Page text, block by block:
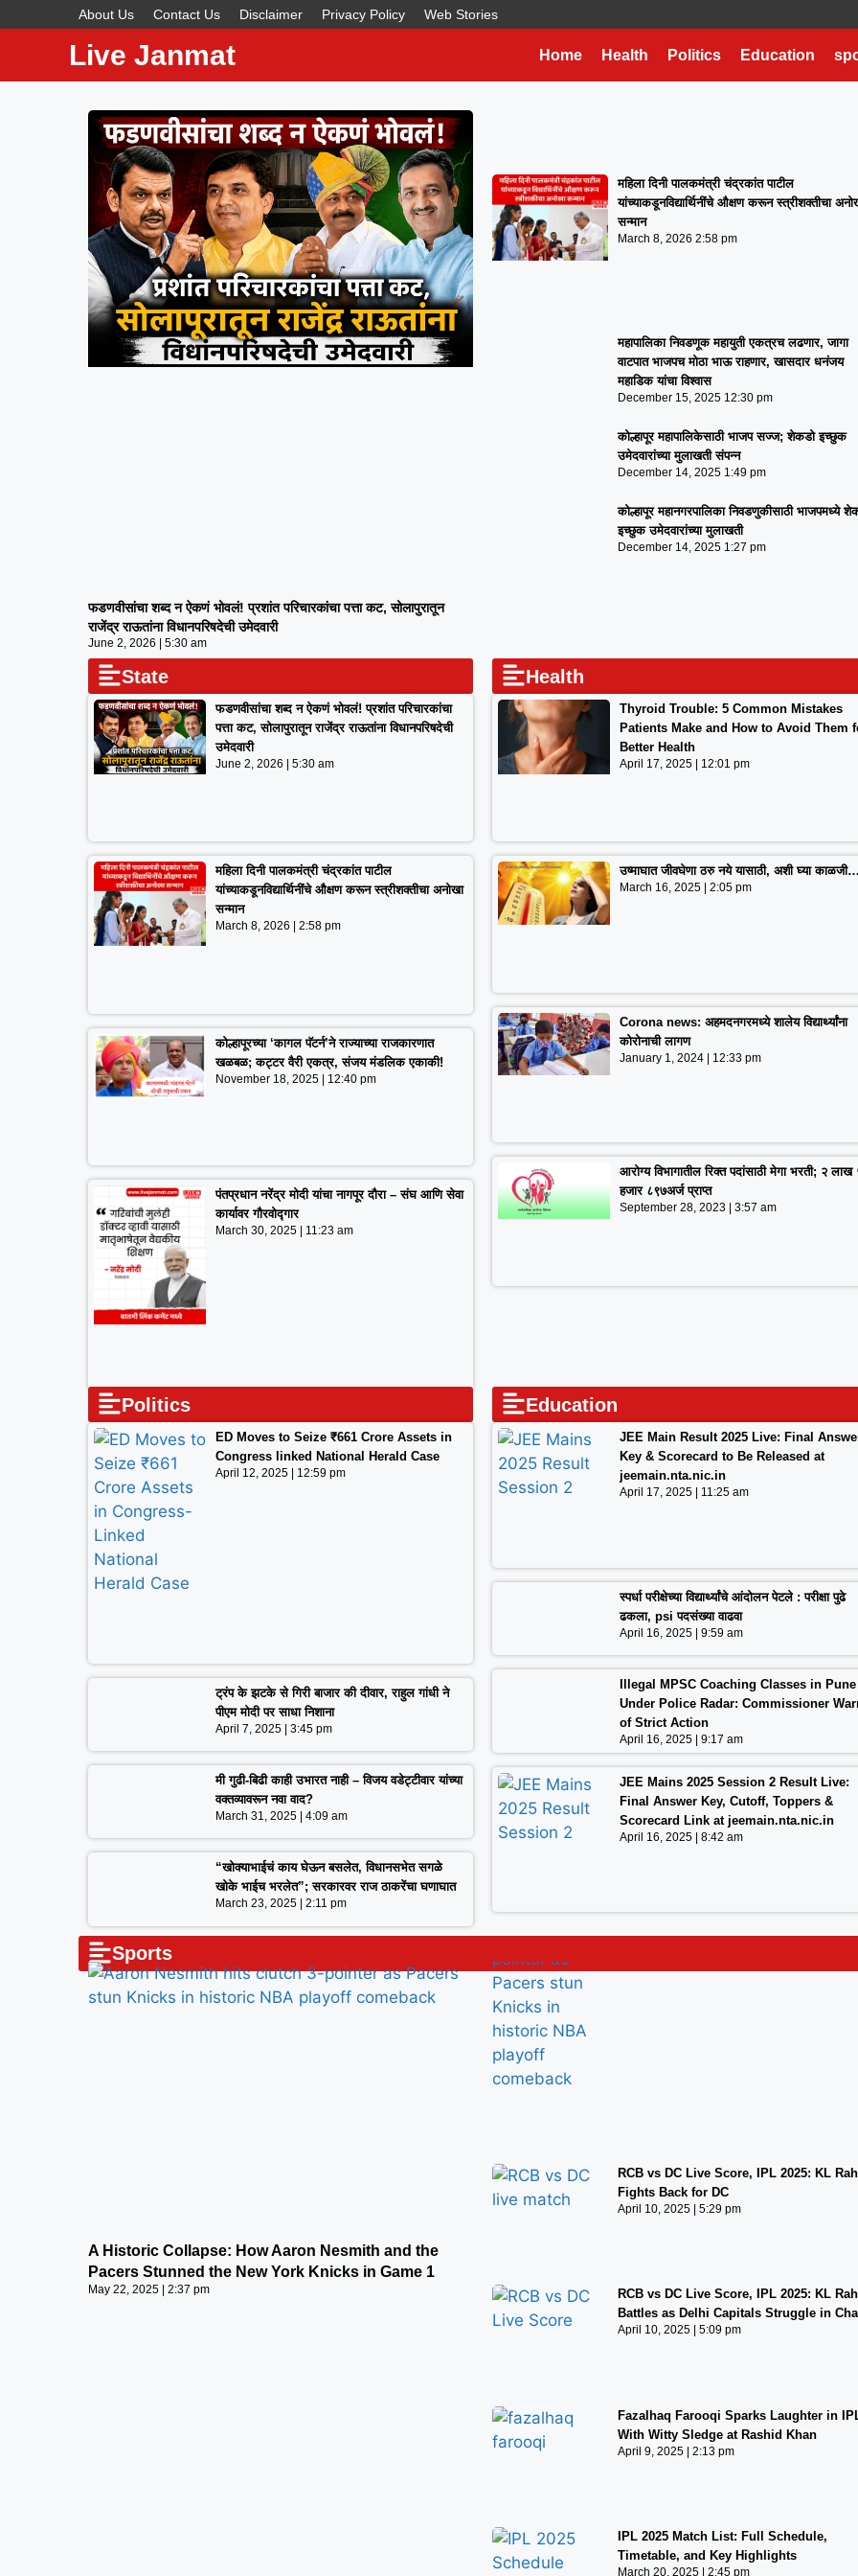
About Us Contact Us Disclaimer Privacy Policy Web Stories
Live Janmat Home Health Politics Education
फडणवीसांचा शब्द न ऐकणं भोवलं! प्रशांत परिचारकांचा पत्ता कट, सोलापुरातून
राजेंद्र राऊतांना विधानपरिषदेची उमेदवारी
June 2, 2026 5:30 am
फडणवीसांचा शब्द न ऐकणं भोवलं! प्रशांत परिचारकांचा
कट, सोलापुरातून राजेंद्र राऊतांना विधानपरिषदेची
महिला दिनी पालकमंत्री चंद्रकांत पाटील
यांच्याकडूनविद्यार्थिनींचे औक्षण करून स्त्रीशक्तीचा
सन्मान
March 8, 2026 2:58 pm
महापालिका निवडणूक महायुती एकत्रच लढणार, जागा
वाटपात भाजपच मोठा भाऊ राहणार, खासदार धनंजय
महाडिक यांचा विश्वास
December 15, 2025 12:30 pm
कोल्हापूर महापालिकेसाठी भाजप सज्ज; शेकडो इच्छुक
उमेदवारांच्या मुलाखती संपन्न
December 14, 2025 1:49 pm
कोल्हापूर महानगरपालिका निवडणुकीसाठी भाजपमध्ये
इच्छुक उमेदवारांच्या मुलाखती
December 14, 2025 1:27 pm
State
फडणवीसांचा शब्द न ऐकणं भोवलं! प्रशांत परिचारकांचा
पत्ता कट, सोलापुरातून राजेंद्र राऊतांना विधानपरिषदेची
उमेदवारी
June 2, 2026 5:30 am
महिला दिनी पालकमंत्री चंद्रकांत पाटील
यांच्याकडूनविद्यार्थिनींचे औक्षण करून स्त्रीशक्तीचा अनोखा
सन्मान
March 8, 2026 2:58 pm
कोल्हापूरच्या ‘कागल पॅटर्न’ने राज्याच्या राजकारणात
खळबळ; कट्टर वैरी एकत्र, संजय मंडलिक एकाकी!
November 18, 2025 12:40 pm
पंतप्रधान नरेंद्र मोदी यांचा नागपूर दौरा – संघ आणि सेवा
कार्यावर गौरवोद्गार
March 30, 2025 11:23 am
Health
Thyroid Trouble: 5 Common Mistakes
Patients Make and How to Avoid Them
Better Health
April 17, 2025 12:01 pm
उष्माघात जीवघेणा ठरु नये यासाठी, अशी घ्या
March 16, 2025 2:05 pm
Corona news: अहमदनगरमध्ये शालेय विद्यार्थ्यांना
कोरोनाची लागण
January 1, 2024 12:33 pm
आरोग्य विभागातील रिक्त पदांसाठी मेगा भरती; २ लाख
हजार ८९७अर्ज प्राप्त
September 28, 2023 3:57 am
Politics
ED Moves to Seize ₹661 Crore Assets in
Congress linked National Herald Case
April 12, 2025 12:59 pm
ट्रंप के झटके से गिरी बाजार की दीवार, राहुल गांधी ने
पीएम मोदी पर साधा निशाना
April 7, 2025 3:45 pm
मी गुढी-बिढी काही उभारत नाही – विजय वडेट्टीवार यांच्या
वक्तव्यावरून नवा वाद?
March 31, 2025 4:09 am
“खोक्याभाईचं काय घेऊन बसलेत, विधानसभेत सगळे
खोके भाईच भरलेत”; सरकारवर राज ठाकरेंचा घणाघात
March 23, 2025 2:11 pm
Education
JEE Main Result 2025 Live: Final
Key & Scorecard to Be Released at
jeemain.nta.nic.in
April 17, 2025 11:25 am
स्पर्धा परीक्षेच्या विद्यार्थ्यांचे आंदोलन पेटले : परीक्षा पुढे
ढकला, psi पदसंख्या वाढवा
April 16, 2025 9:59 am
Illegal MPSC Coaching Classes in Pune
Under Police Radar: Commissioner
of Strict Action
April 16, 2025 9:17 am
JEE Mains 2025 Session 2 Result Live:
Final Answer Key, Cutoff, Toppers &
Scorecard Link at jeemain.nta.nic.in
April 16, 2025 8:42 am
Sports
A Historic Collapse: How Aaron Nesmith and the
Pacers Stunned the New York Knicks in Game 1
May 22, 2025 2:37 pm
May 22, 2025 2:37 pm
RCB vs DC Live Score, IPL 2025: KL
Fights Back for DC
April 10, 2025 5:29 pm
RCB vs DC Live Score, IPL 2025: KL
Battles as Delhi Capitals Struggle in
April 10, 2025 5:09 pm
Fazalhaq Farooqi Sparks Laughter in
With Witty Sledge at Rashid Khan
April 9, 2025 2:13 pm
IPL 2025 Match List: Full Schedule,
Timetable, and Key Highlights
March 20, 2025 2:45 pm